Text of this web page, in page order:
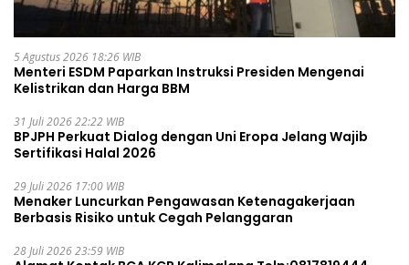
5 Agustus 2026 18:26 WIB
Menteri ESDM Paparkan Instruksi Presiden Mengenai
Kelistrikan dan Harga BBM
31 Juli 2026 22:22 WIB
BPJPH Perkuat Dialog dengan Uni Eropa Jelang Wajib
Sertifikasi Halal 2026
29 Juli 2026 17:00 WIB
Menaker Luncurkan Pengawasan Ketenagakerjaan
Berbasis Risiko untuk Cegah Pelanggaran
28 Juli 2026 23:59 WIB